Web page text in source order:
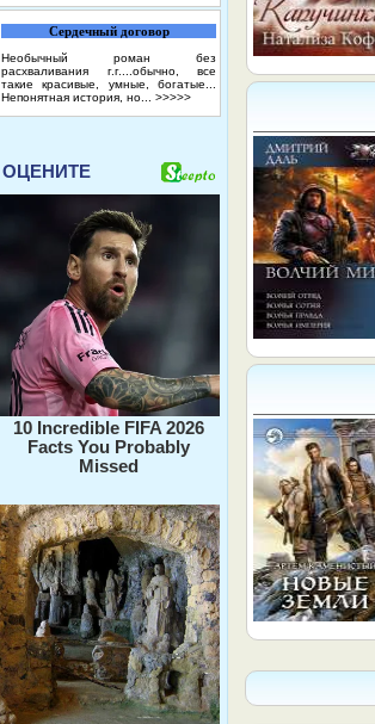
Сердечный договор
Необычный роман без
расхваливания г.г....обычно, все
такие красивые, умные, богатые...
Непонятная история, но... >>>>>
ОЦЕНИТЕ
10 Incredible FIFA 2026
Facts You Probably
Missed